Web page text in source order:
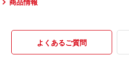
よくあるご質問